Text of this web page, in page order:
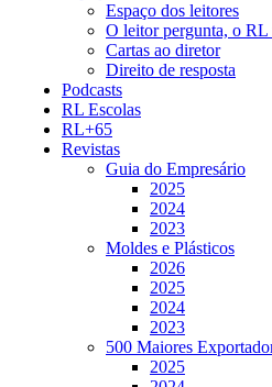
Espaço dos leitores
O leitor pergunta, o RL
Cartas ao diretor
Direito de resposta
Podcasts
RL Escolas
RL+65
Revistas
Guia do Empresário
2025
2024
2023
Moldes e Plásticos
2026
2025
2024
2023
500 Maiores
2025